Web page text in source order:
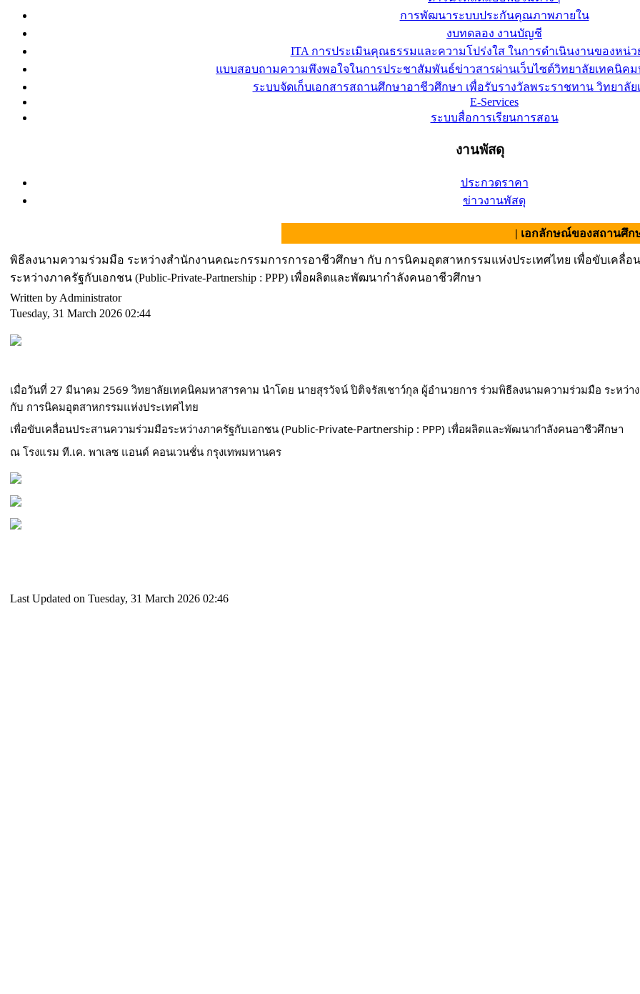
การพัฒนาระบบประกันคุณภาพภายใน
งบทดลอง งานบัญชี
ITA การประเมินคุณธรรมและความโปร่งใส ในการดำเนินงานของหน่
แบบสอบถามความพึงพอใจในการประชาสัมพันธ์ข่าวสารผ่านเว็บไซต์วิทยาลัยเทคนิคม
ระบบจัดเก็บเอกสารสถานศึกษาอาชีวศึกษา เพื่อรับรางวัลพระราชทาน วิทยาลั
E-Services
ระบบสื่อการเรียนการสอน
งานพัสดุ
ประกวดราคา
ข่าวงานพัสดุ
| เอกลักษณ์ของสถานศึกษา :
พิธีลงนามความร่วมมือ ระหว่างสำนักงานคณะกรรมการการอาชีวศึกษา กับ การนิคมอุตสาหกรรมแห่งประเทศไทย เพื่อขับเคลื่อ
ระหว่างภาครัฐกับเอกชน (Public-Private-Partnership : PPP) เพื่อผลิตและพัฒนากำลังคนอาชีวศึกษา
Written by Administrator
Tuesday, 31 March 2026 02:44
เมื่อวันที่ 27 มีนาคม 2569 วิทยาลัยเทคนิคมหาสารคาม นำโดย นายสุรวัจน์ ปิติจรัสเชาว์กุล ผู้อำนวยการ ร่วมพิธีลงนามความร่วมมือ ระหว่
กับ การนิคมอุตสาหกรรมแห่งประเทศไทย
เพื่อขับเคลื่อนประสานความร่วมมือระหว่างภาครัฐกับเอกชน (Public-Private-Partnership : PPP) เพื่อผลิตและพัฒนากำลังคนอาชีวศึกษา
ณ โรงแรม ที.เค. พาเลซ แอนด์ คอนเวนชั่น กรุงเทพมหานคร
Last Updated on Tuesday, 31 March 2026 02:46